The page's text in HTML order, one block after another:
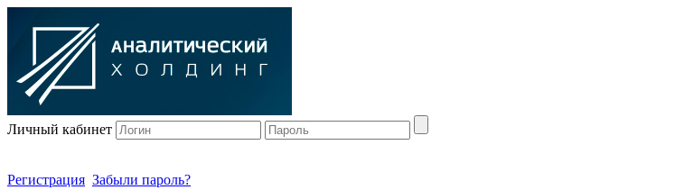
Личный кабинет
Регистрация Забыли пароль?